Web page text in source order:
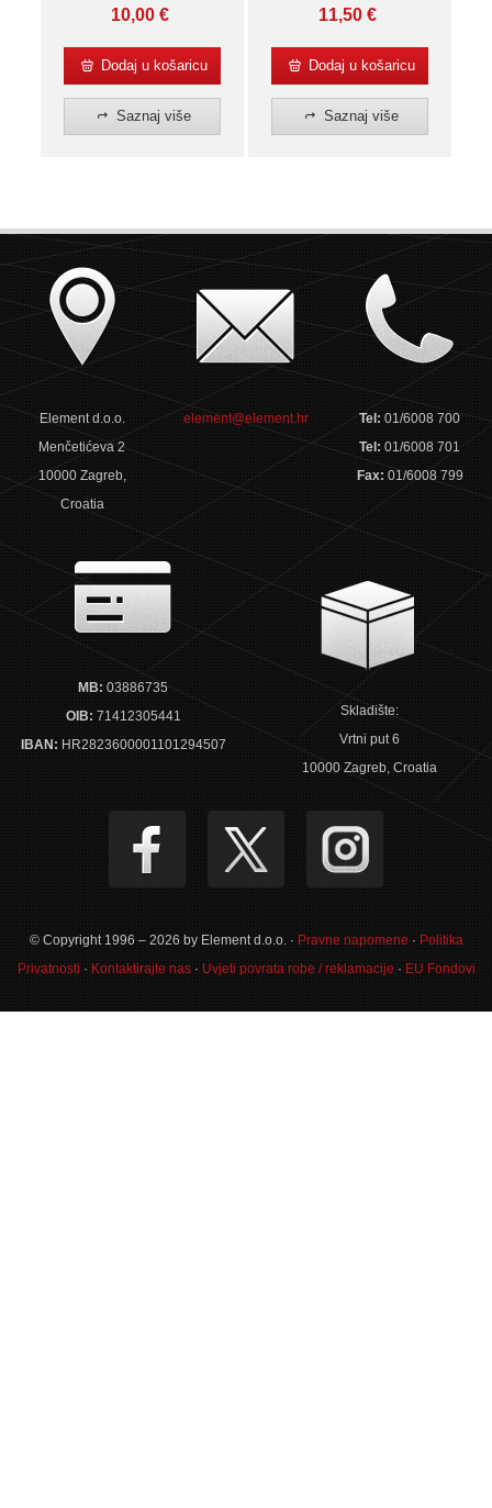
10,00€
Dodaj u košaricu
Saznaj više
11,50€
Dodaj u košaricu
Saznaj više
Element d.o.o.
Menčetićeva 2
10000 Zagreb,
Croatia
element@element.hr Tel:01/6008 700
Tel:01/6008 701
Fax: 01/6008 799
MB: 03886735
OIB: 71412305441
IBAN: HR2823600001101294507
Skladište:
Vrtni put 6
10000 Zagreb, Croatia
© Copyright 1996 – 2026 by Element d.o.o. · Pravne napomene · Politika
Privatnosti · Kontaktirajte nas· Uvjeti povrata robe / reklamacije · EU Fondovi